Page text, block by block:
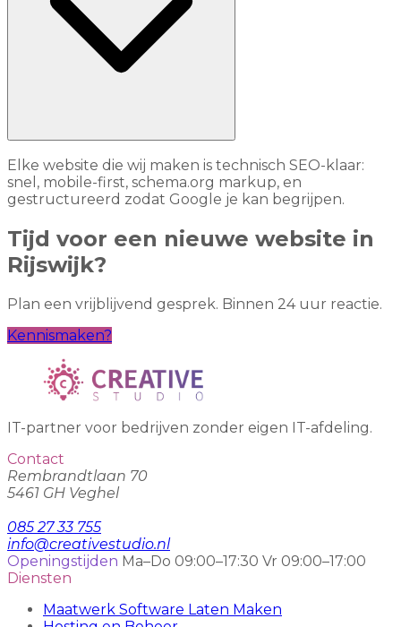
Elke website die wij maken is technisch SEO-klaar:
snel, mobile-first, schema.org markup, en
gestructureerd zodat Google je kan begrijpen.
Tijd voor een nieuwe website in
Rijswijk?
Plan een vrijblijvend gesprek. Binnen 24 uur reactie.
Kennismaken?
IT-partner voor bedrijven zonder eigen IT-afdeling.
Contact
Rembrandtlaan 70
5461 GH Veghel
085 27 33 755
info@creativestudio.nl
Openingstijden Ma–Do 09:00–17:30 Vr 09:00–17:00
Diensten
Maatwerk Software Laten Maken